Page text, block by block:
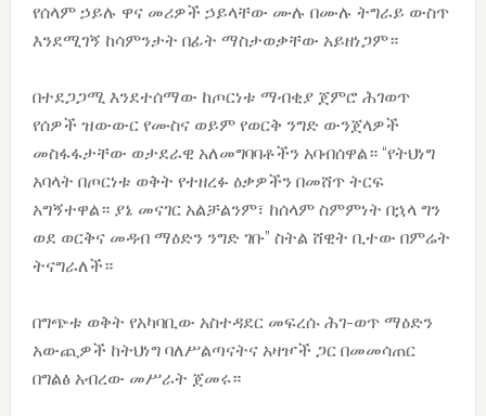
የሰላም ኃይሉ ዋና መሪዎች ኃይላቸው ሙሉ በሙሉ ትግራይ ውስጥ
እንደሚገኝ ከሳምንታት በፊት ማስታወቃቸው አይዘነጋም።
በተደጋጋሚ እንደተሰማው ከጦርነቱ ማብቂያ ጀምሮ ሕገወጥ
የሰዎች ዝውውር የሙስና ወይም የወርቅ ንግድ ውንጀላዎች
መስፋፋታቸው ወታደራዊ አለመግባባቶችን አባብሰዋል። “የትህነግ
አባላት በጦርነቱ ወቅት የተዘረፉ ዕቃዎችን በመሸጥ ትርፍ
አግኝተዋል። ያኔ መናገር አልቻልንም፣ ከሰላም ስምምነት በኋላ ግን
ወደ ወርቅና መዳብ ማዕድን ንግድ ገቡ” ስትል ሸዊት ቢተው በምሬት
ትናግራለች።
በግጭቱ ወቅት የአካባቢው አስተዳደር መፍረሱ ሕገ-ወጥ ማዕድን
አውጪዎች ከትህነግ ባለሥልጣናትና አዛዦች ጋር በመመሳጠር
በግልፅ አብረው መሥራት ጀመሩ።